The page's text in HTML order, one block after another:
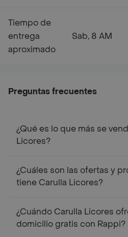
Tiempo de
entrega
aproximado
Sab, 8 AM
Preguntas frecuentes
¿Qué es lo que más se
Licores?
¿Cuáles son las ofertas y
tiene Carulla Licores?
¿Cuándo Carulla Licores
domicilio gratis con Rappi?